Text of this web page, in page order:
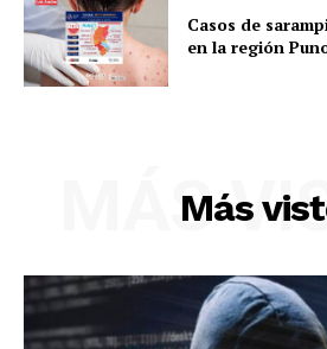
Casos de
en la región
Más
MÁS